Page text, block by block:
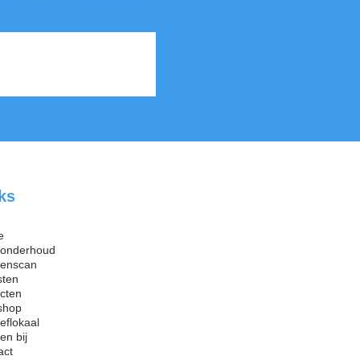
bij